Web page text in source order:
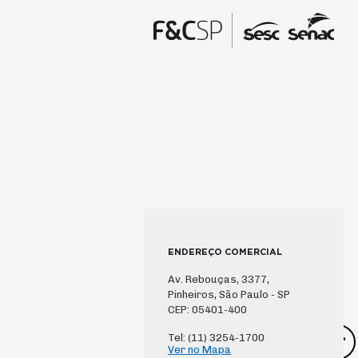
ENDEREÇO COMERCIAL
Av. Rebouças, 3377,
Pinheiros, São Paulo - SP
CEP: 05401-400
Tel: (11) 3254-1700
Ver no Mapa